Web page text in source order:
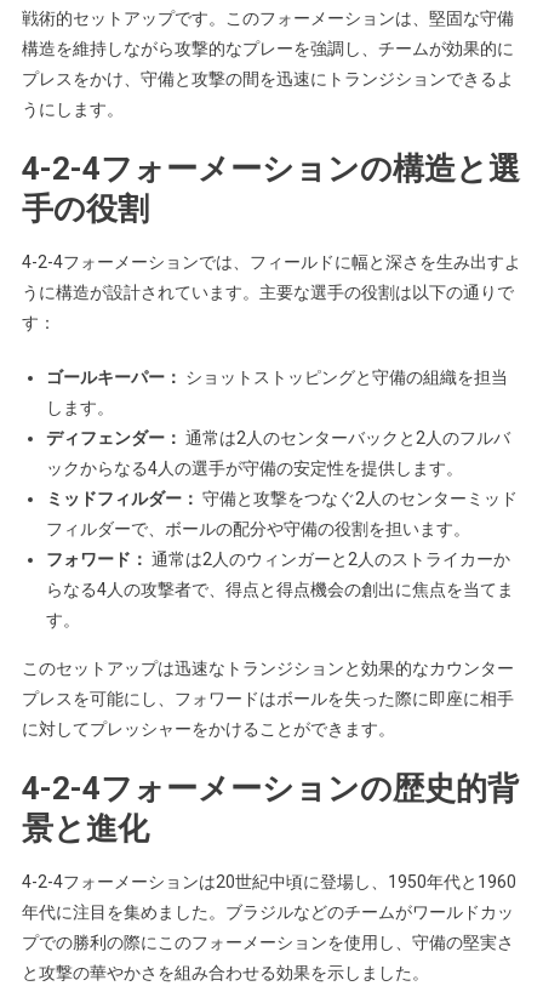
戦術的セットアップです。このフォーメーションは、堅固な守備
構造を維持しながら攻撃的なプレーを強調し、チームが効果的に
プレスをかけ、守備と攻撃の間を迅速にトランジションできるよ
うにします。
4-2-4フォーメーションの構造と選
手の役割
4-2-4フォーメーションでは、フィールドに幅と深さを生み出すよ
うに構造が設計されています。主要な選手の役割は以下の通りで
す：
ゴールキーパー： ショットストッピングと守備の組織を担当
します。
ディフェンダー： 通常は2人のセンターバックと2人のフルバ
ックからなる4人の選手が守備の安定性を提供します。
ミッドフィルダー： 守備と攻撃をつなぐ2人のセンターミッド
フィルダーで、ボールの配分や守備の役割を担います。
フォワード： 通常は2人のウィンガーと2人のストライカーか
らなる4人の攻撃者で、得点と得点機会の創出に焦点を当てま
す。
このセットアップは迅速なトランジションと効果的なカウンター
プレスを可能にし、フォワードはボールを失った際に即座に相手
に対してプレッシャーをかけることができます。
4-2-4フォーメーションの歴史的背
景と進化
4-2-4フォーメーションは20世紀中頃に登場し、1950年代と1960
年代に注目を集めました。ブラジルなどのチームがワールドカッ
プでの勝利の際にこのフォーメーションを使用し、守備の堅実さ
と攻撃の華やかさを組み合わせる効果を示しました。